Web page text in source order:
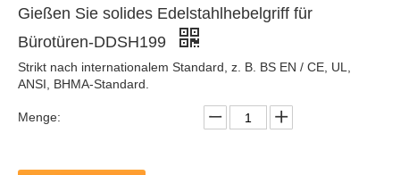
Gießen Sie solides Edelstahlhebelgriff für
Bürotüren-DDSH199
Strikt nach internationalem Standard, z. B. BS EN / CE, UL,
ANSI, BHMA-Standard.
Menge: